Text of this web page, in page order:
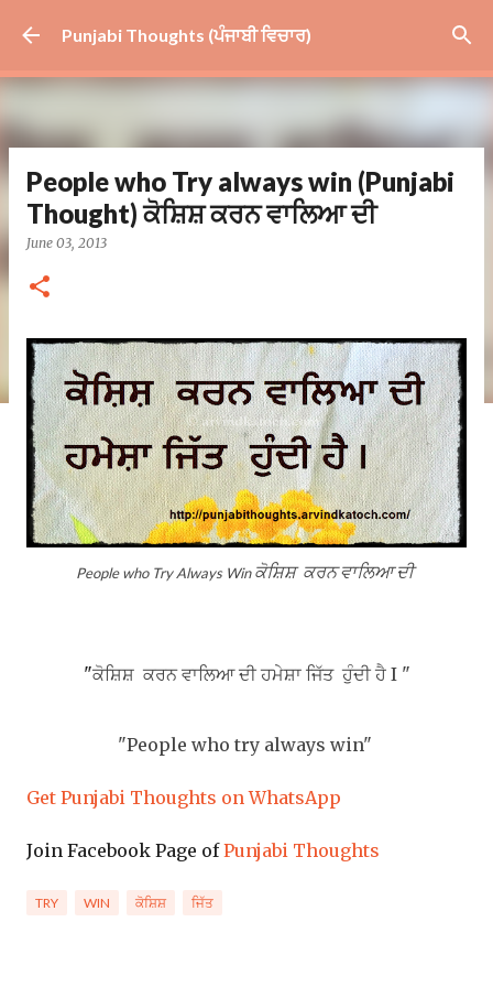
Skip to main content
Punjabi Thoughts (ਪੰਜਾਬੀ ਵਿਚਾਰ)
People who Try always win (Punjabi
Thought) ਕੋਸ਼ਿਸ਼ ਕਰਨ ਵਾਲਿਆ ਦੀ
June 03, 2013
People who Try Always Winਕੋਸ਼ਿਸ਼ ਕਰਨ ਵਾਲਿਆਦੀ
"ਕੋਸ਼ਿਸ਼ ਕਰਨ ਵਾਲਿਆਦੀ ਹਮੇਸ਼ਾ ਜਿੱਤ ਹੁੰਦੀ ਹੈ I "
"People who try always win"
Get Punjabi Thoughts on WhatsApp
Join Facebook Page ofPunjabi Thoughts
TRY WIN ਕੋਸ਼ਿਸ਼ ਜਿੱਤ